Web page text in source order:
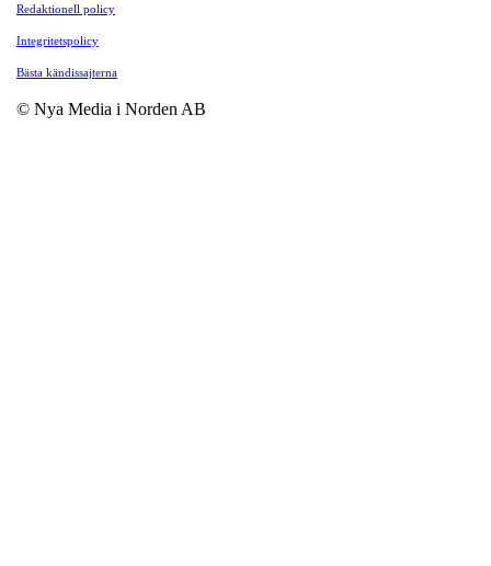
Redaktionell policy
Integritetspolicy
Bästa kändissajterna
© Nya Media i Norden AB